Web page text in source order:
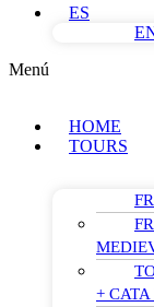
ES
Menú
HOME
TOURS
+